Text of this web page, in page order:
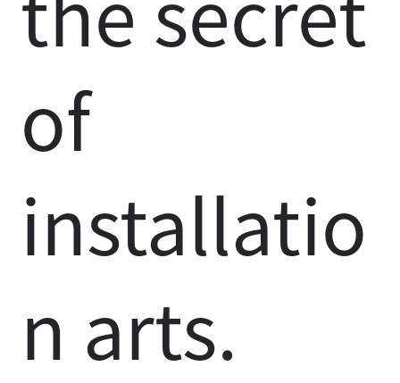
of
installatio
n arts.